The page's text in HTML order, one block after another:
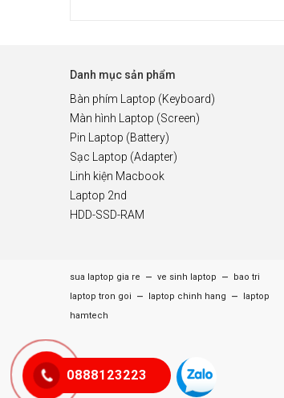
Danh mục sản phẩm
Bàn phím Laptop (Keyboard)
Màn hình Laptop (Screen)
Pin Laptop (Battery)
Sạc Laptop (Adapter)
Linh kiện Macbook
Laptop 2nd
HDD-SSD-RAM
sua laptop gia re – ve sinh laptop –
bao tri
laptop tron goi
– laptop chinh hang –
laptop
hamtech
0888123223